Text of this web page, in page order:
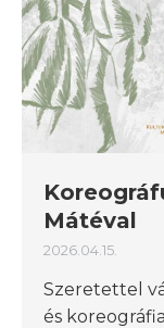
Mátéval
2026.04.15.
Szeretettel
és